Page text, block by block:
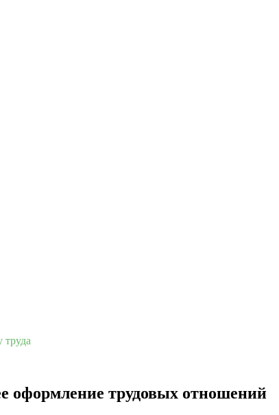
труда
оформление трудовых отношений